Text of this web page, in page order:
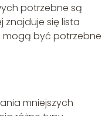
potrzebne są
znajduje się lista
mogą być potrzebne
mniejszych